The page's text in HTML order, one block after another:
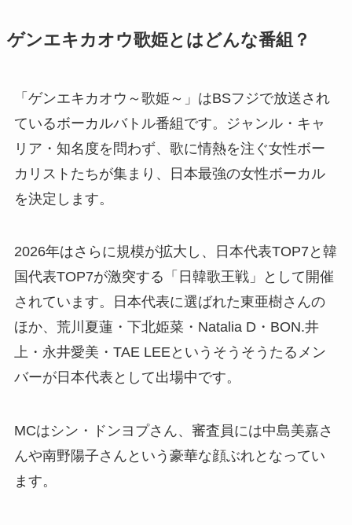
ゲンエキカオウ歌姫とはどんな番組？
「ゲンエキカオウ～歌姫～」はBSフジで放送され
ているボーカルバトル番組です。ジャンル・キャ
リア・知名度を問わず、歌に情熱を注ぐ女性ボー
カリストたちが集まり、日本最強の女性ボーカル
を決定します。
2026年はさらに規模が拡大し、日本代表TOP7と韓
国代表TOP7が激突する「日韓歌王戦」として開催
されています。日本代表に選ばれた東亜樹さんの
ほか、荒川夏蓮・下北姫菜・Natalia D・BON.井
上・永井愛美・TAE LEEというそうそうたるメン
バーが日本代表として出場中です。
MCはシン・ドンヨプさん、審査員には中島美嘉さ
んや南野陽子さんという豪華な顔ぶれとなってい
ます。